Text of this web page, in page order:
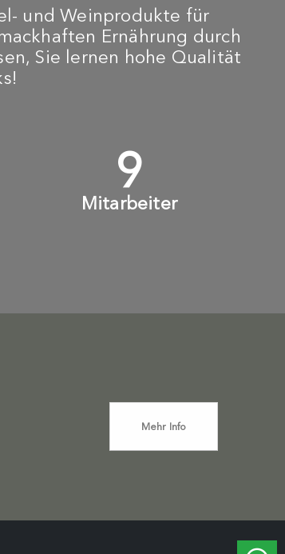
und Weinprodukte für
Ernährung durch
Sie lernen hohe Qualität
10+
Mitarbeiter
Mehr Info